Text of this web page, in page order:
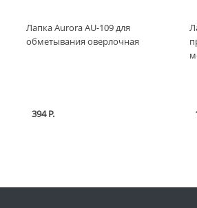
Лапка Aurora AU-109 для
обметывания оверлочная
394 Р.